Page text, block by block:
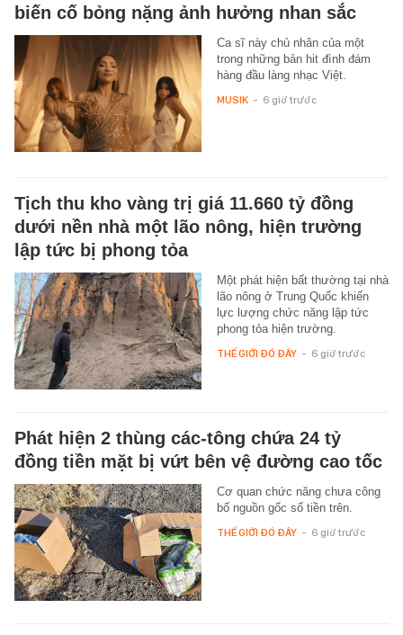
biến cố bỏng nặng ảnh hưởng nhan sắc
Ca sĩ này chủ nhân của một
trong những bản hit đình đám
hàng đầu làng nhạc Việt.
MUSIK - 6 giờ trước
Tịch thu kho vàng trị giá 11.660 tỷ đồng
dưới nền nhà một lão nông, hiện trường
lập tức bị phong tỏa
Một phát hiện bất thường tại nhà
lão nông ở Trung Quốc khiến
lực lượng chức năng lập tức
phong tỏa hiện trường.
THẾ GIỚI ĐÓ ĐÂY - 6 giờ trước
Phát hiện 2 thùng các-tông chứa 24 tỷ
đồng tiền mặt bị vứt bên vệ đường cao tốc
Cơ quan chức năng chưa công
bố nguồn gốc số tiền trên.
THẾ GIỚI ĐÓ ĐÂY - 6 giờ trước